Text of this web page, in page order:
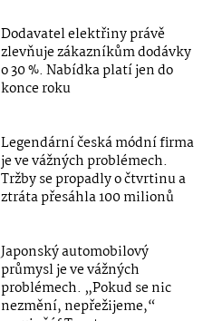
Dodavatel elektřiny právě
zlevňuje zákazníkům dodávky
o 30 %. Nabídka platí jen do
konce roku
Legendární česká módní firma
je ve vážných problémech.
Tržby se propadly o čtvrtinu a
ztráta přesáhla 100 milionů
Japonský automobilový
průmysl je ve vážných
problémech. „Pokud se nic
nezmění, nepřežijeme,“